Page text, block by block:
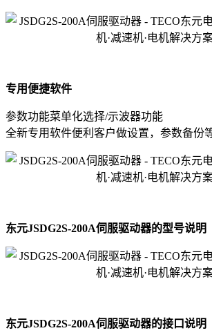
专用便捷软件
参数功能菜单化选择/示波器功能
全新专用软件便利客户做设置，参数备份
东元JSDG2S-200A伺服驱动器的型号说明
东元JSDG2S-200A伺服驱动器的接口说明